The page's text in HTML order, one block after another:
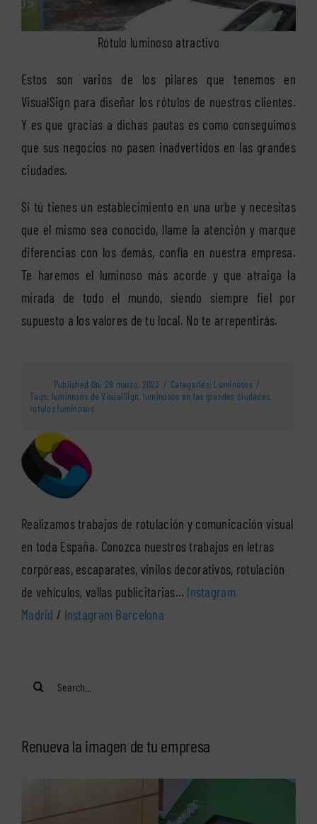
Rótulo luminoso atractivo
Estos son varios de los pilares que tenemos en
VisualSign para diseñar los rótulos de nuestros clientes.
Y es que gracias a dichas pautas es como conseguimos
que sus negocios no pasen inadvertidos en las grandes
ciudades.
Si tú tienes un establecimiento en una urbe y necesitas
que el mismo sea conocido, llame la atención y marque
diferencias con los demás, confía en nuestra empresa.
Te haremos el luminoso más acorde y que atraiga la
mirada de todo el mundo, siendo siempre fiel por
supuesto a los valores de tu local. No te arrepentirás.
Published On: 28 marzo, 2023 / Categories: Luminosos /
Tags: luminosos de VisualSign, luminosos en las grandes ciudades,
rotulos luminosos
Realizamos trabajos de rotulación y comunicación visual
en toda España. Conozca nuestros trabajos en letras
corpóreas, escaparates, vinilos decorativos, rotulación
de vehículos, vallas publicitarias… Instagram
Madrid / Instagram Barcelona
Search
Renueva la imagen de tu empresa